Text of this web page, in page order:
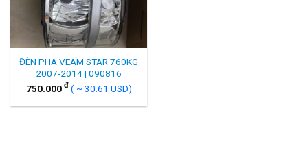
ĐÈN PHA VEAM STAR 760KG
2007-2014 | 090816
750.000 đ ( ~ 30.61 USD)